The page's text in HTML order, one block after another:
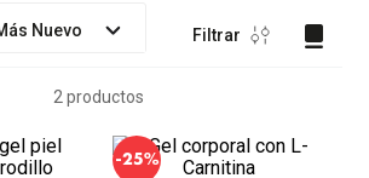
Nuevo Filtrar
2productos
-25%